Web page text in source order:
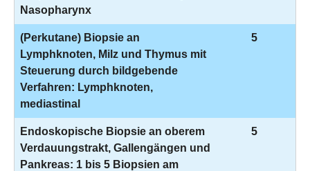
Nasopharynx
(Perkutane) Biopsie an
Lymphknoten, Milz und Thymus mit
Steuerung durch bildgebende
Verfahren: Lymphknoten,
mediastinal
5
Endoskopische Biopsie an oberem
Verdauungstrakt, Gallengängen und
Pankreas: 1 bis 5 Biopsien am
5